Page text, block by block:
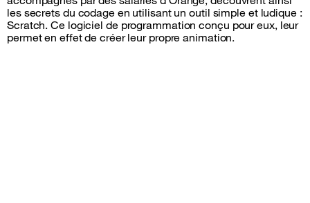
les secrets du codage en utilisant un outil simple et ludique :
Scratch.Ce logiciel de programmation conçu pour eux, leur
permet en effet de créer leur propre animation.